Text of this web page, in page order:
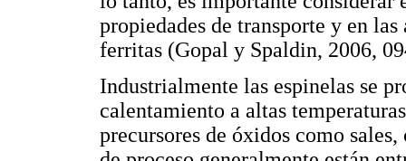
propiedades de transporte y en
ferritas (Gopal y Spaldin, 2006,
Industrialmente las espinelas se
calentamiento a altas
precursores de óxidos como